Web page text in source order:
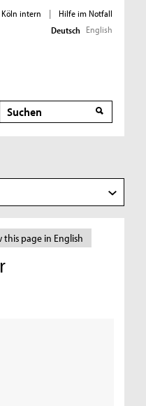
Köln intern |
Hilfe im Notfall
Deutsch English
Suche
this page in English